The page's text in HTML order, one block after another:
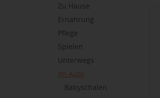
Zu Hause
Ernährung
Pflege
Spielen
Unterwegs
Im Auto
Babyschalen